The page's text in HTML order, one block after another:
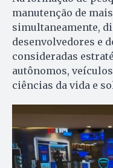
manutenção de
simultaneamente,
desenvolvedores e
consideradas
autônomos,
ciências da vida e